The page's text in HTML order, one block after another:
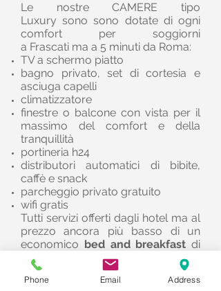
Le nostreCAMERE tipo
Luxury sono sono dotate di ogni
comfort per soggiorni
a Frascati ma a 5 minuti da Roma:
TV a schermo piatto
bagno privato, set di cortesia e
asciuga capelli
climatizzatore
finestre o balcone con vista per il
massimo del comfort e della
tranquillità
portineria h24
distributori automatici di bibite,
caffè e snack
parcheggio privato gratuito
wifi gratis
Tutti servizi offerti dagli hotel ma al
prezzo ancora più basso di un
economico bed and breakfast di
Frascati.
Ricordiamo che le
sono
offerte anche ad ore e in
Phone Email Address